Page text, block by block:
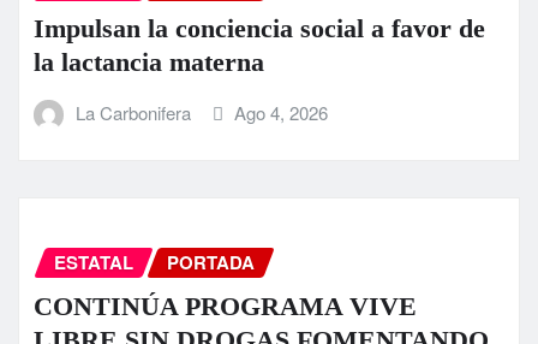
Impulsan la conciencia social a favor de
la lactancia materna
La Carbonifera Ago 4, 2026
ESTATAL PORTADA
CONTINÚA PROGRAMA VIVE